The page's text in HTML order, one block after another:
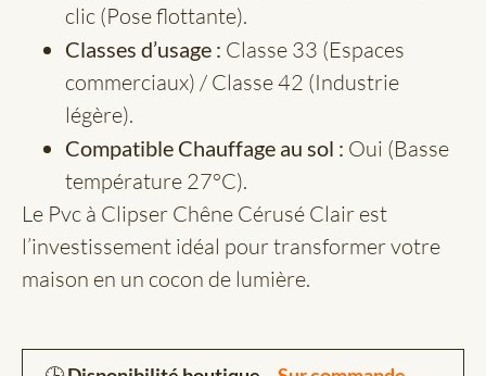
clic (Pose flottante).
Classes d’usage : Classe 33 (Espaces
commerciaux) / Classe 42 (Industrie
légère).
Compatible Chauffage au sol : Oui (Basse
température 27°C).
Le Pvc à Clipser Chêne Cérusé Clair est
l’investissement idéal pour transformer votre
maison en un cocon de lumière.